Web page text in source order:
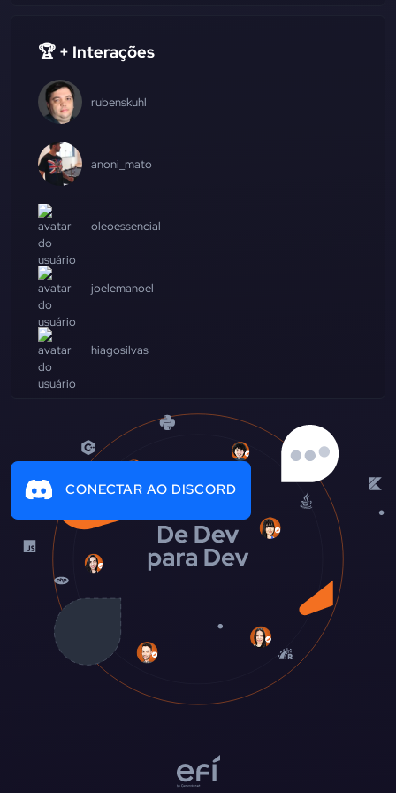
🏆 + Interações
rubenskuhl
anoni_mato
oleoessencial
joelemanoel
hiagosilvas
CONECTAR AO DISCORD